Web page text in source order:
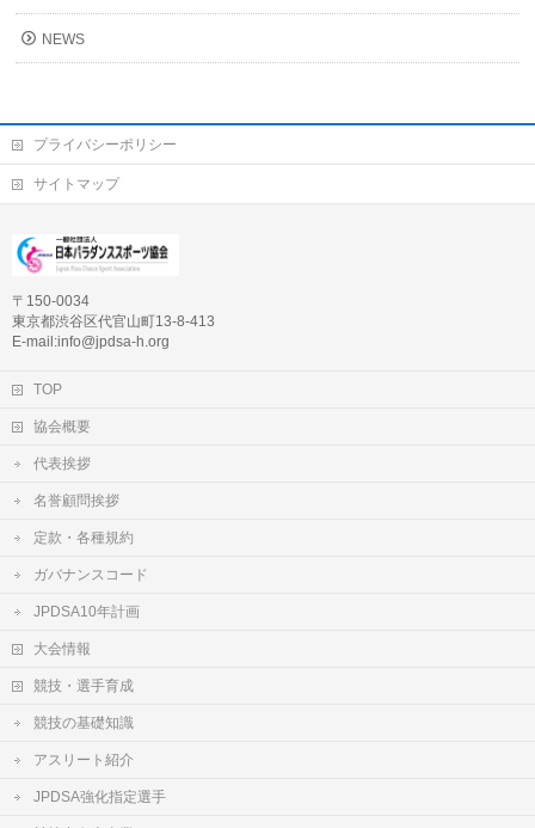
NEWS
プライバシーポリシー
サイトマップ
〒150-0034
東京都渋谷区代官山町13-8-413
E-mail:info@jpdsa-h.org
TOP
協会概要
代表挨拶
名誉顧問挨拶
定款・各種規約
ガバナンスコード
JPDSA10年計画
大会情報
競技・選手育成
競技の基礎知識
アスリート紹介
JPDSA強化指定選手